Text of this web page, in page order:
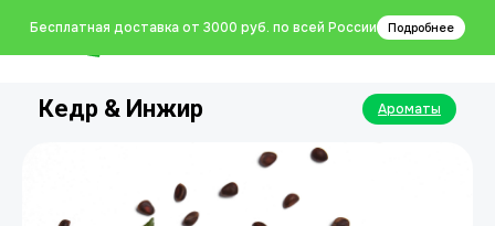
Бесплатная доставка от 3000 руб. по всей России Подробнее
Кедр & Инжир Ароматы